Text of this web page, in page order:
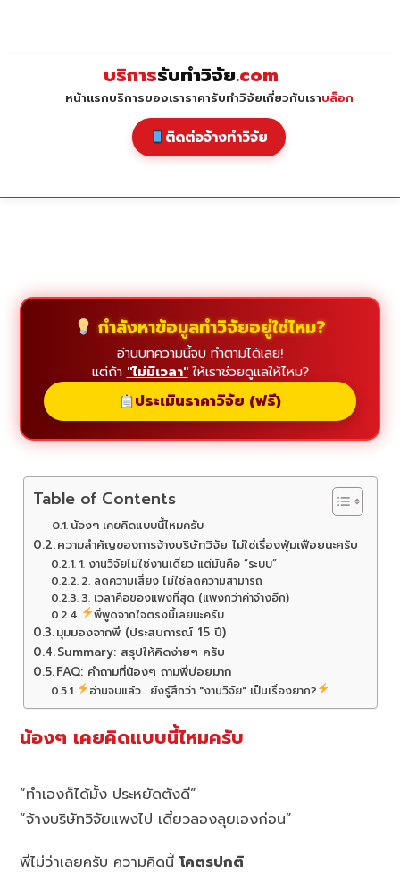
บริการรับทำวิจัย.com
หน้าแรกบริการของเราราคารับทำวิจัยเกี่ยวกับเราบล็อก
ติดต่อจ้างทำวิจัย
กำลังหาข้อมูลทำวิจัยอยู่ใช่ไหม?
อ่านบทความนี้จบ ทำตามได้เลย!
แต่ถ้า "ไม่มีเวลา"ให้เราช่วยดูแลให้ไหม?
ประเมินราคาวิจัย (ฟรี)
Table of Contents
น้องๆ เคยคิดแบบนี้ไหมครับ
ความสำคัญของการจ้างบริษัทวิจัย ไม่ใช่เรื่องฟุ่มเฟือยนะครับ
1. งานวิจัยไม่ใช่งานเดี่ยว แต่มันคือ “ระบบ”
2. ลดความเสี่ยง ไม่ใช่ลดความสามารถ
3. เวลาคือของแพงที่สุด (แพงกว่าค่าจ้างอีก)
พี่พูดจากใจตรงนี้เลยนะครับ
มุมมองจากพี่ (ประสบการณ์ 15 ปี)
Summary: สรุปให้คิดง่ายๆ ครับ
FAQ: คำถามที่น้องๆ ถามพี่บ่อยมาก
อ่านจบแล้ว... ยังรู้สึกว่า "งานวิจัย" เป็นเรื่องยาก?
น้องๆ เคยคิดแบบนี้ไหมครับ
“ทำเองก็ได้มั้ง ประหยัดตังดี”
“จ้างบริษัทวิจัยแพงไป เดี๋ยวลองลุยเองก่อน”
พี่ไม่ว่าเลยครับ ความคิดนี้โคตรปกติ